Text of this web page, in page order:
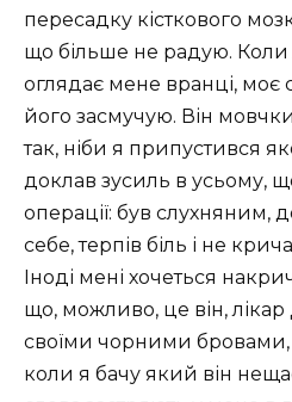
пересадку кісткового
що більше не радую.
оглядає мене вранці,
його засмучую. Він
так, ніби я припустився
доклав зусиль в усьому,
операції: був слухняним,
себе, терпів біль і не
Іноді мені хочеться
що, можливо, це він,
своїми чорними бровами,
коли я бачу який він